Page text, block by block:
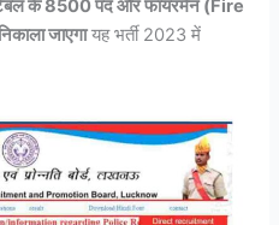
के 8500 पद और फायरमैन (Fire
जाएगायह भर्ती 2023 में